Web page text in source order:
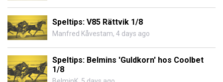
Speltips: V85 Rättvik 1/8
Manfred Kåvestam, 4 days ago
Speltips: Belmins 'Guldkorn' hos Coolbet
1/8